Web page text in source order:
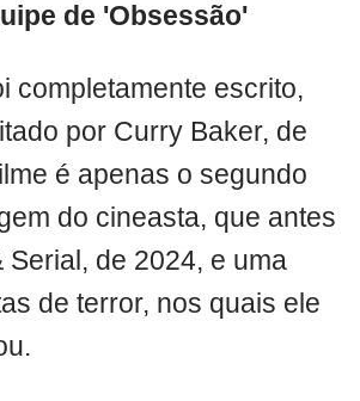
de 'Obsessão'
completamente escrito,
por Curry Baker, de
é apenas o segundo
do cineasta, que antes
Serial, de 2024, e uma
de terror, nos quais ele